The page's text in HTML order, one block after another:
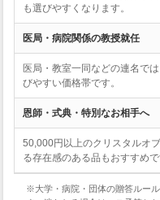
も選びやすくなります。
医局・病院関係の教授就任
医局・教室一同などの連名で
びやすい価格帯です。
恩師・式典・特別なお相手へ
50,000円以上のクリスタルオ
る存在感のある品もおすすめで
※大学・病院・団体の贈答ルー